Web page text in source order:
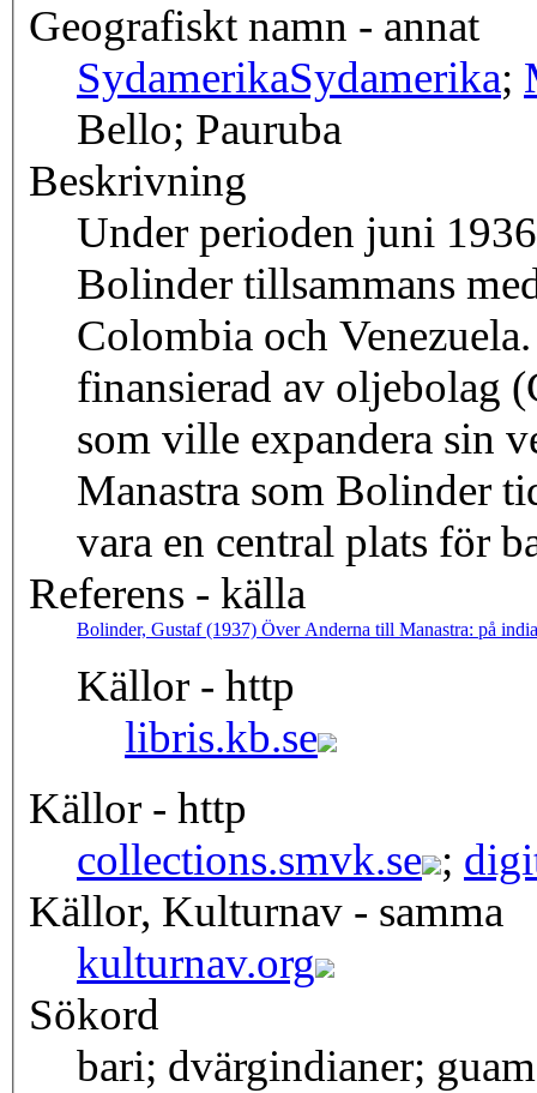
Geografiskt namn - annat
SydamerikaSydamerika;
Bello; Pauruba
Beskrivning
Under perioden juni
Bolinder tillsammans
Colombia och
finansierad av oljebolag
som ville expandera sin
Manastra som Bolinder
vara en central plats för
Referens - källa
Bolinder, Gustaf (1937) Över Anderna till Manastra: på
Källor - http
libris.kb.se
Källor - http
collections.smvk.se ;
Källor, Kulturnav - samma
kulturnav.org
Sökord
bari; dvärgindianer;